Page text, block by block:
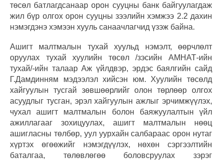
төсөл батлагдсанаар орон сууцны банк байгуулагдаж
жил бүр олгох орон сууцны зээлийн хэмжээ 2.2 дахин
нэмэгдэнэ хэмээн хууль санаачлагчид үзэж байна.
Ашигт малтмалын тухай хуульд нэмэлт, өөрчлөлт
оруулах тухай хуулийн төсөл /зэсийн АМНАТ-ийн
тухай/-ийн талаар Аж үйлдвэр, эрдэс баялгийн сайд
Г.Дамдинням мэдээлэл хийсэн юм. Хуулийн төсөлд
хайгуулын тусгай зөвшөөрлийг олон төрлөөр олгох
асуудлыг тусган, эрэл хайгуулын ажлыг эрчимжүүлэх,
чухал ашигт малтмалын болон баяжуулалтын үйл
ажиллагааг зохицуулах, ашигт малтмалын нөөц
ашигласны төлбөр, уул уурхайн салбараас орон нутаг
хүртэх өгөөжийг нэмэгдүүлэх, нөхөн сэргээлтийн
баталгаа, төлөвлөгөө боловсруулах зэрэг